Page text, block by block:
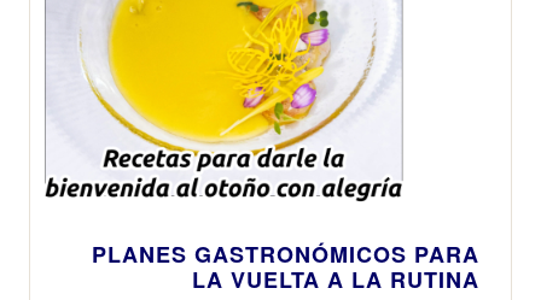
PLANES GASTRONÓMICOS PARA
LA VUELTA A LA RUTINA